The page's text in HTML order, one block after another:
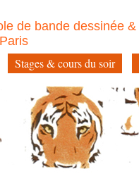
de bande dessinée &
Stages & cours du soir